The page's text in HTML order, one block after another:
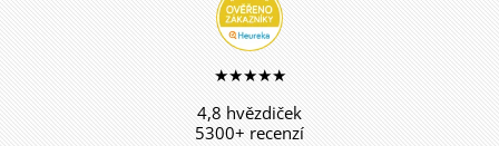
★★★★★
4,8 hvězdiček
5300+ recenzí